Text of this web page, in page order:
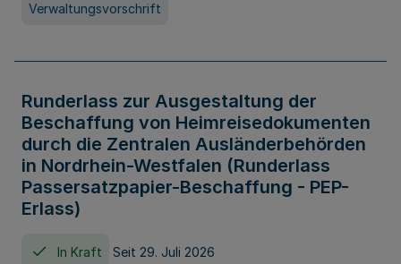
Verwaltungsvorschrift
Runderlass zur Ausgestaltung der
Beschaffung von Heimreisedokumenten
durch die Zentralen Ausländerbehörden
in Nordrhein-Westfalen (Runderlass
Passersatzpapier-Beschaffung - PEP-
Erlass)
In Kraft Seit 29. Juli 2026